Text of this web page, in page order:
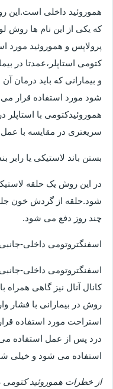
هموروئید داخلی است.این
که یکی از این نام ها روش
پرولاپس و هموروئید مورد
و بیمارانی که باید درمان
شود مورد استفاده قرار می
هموروئیدکتومی با استاپلر
سریعتری در مقایسه با
بستن باند لاستیکی یا رابر
در این روش یک حلقه
شود.حلقه از گردش خون
چند روز دفع می شود.
اسفنگتروتومی داخلی-جانبی
اسفنگتروتومی داخلی-
کانال آنال نیز گاهی همراه
روش در بیمارانی با فشار
استراحت مورد استفاده
درد پس از عمل استفاده
استفاده می شود و خیلی
از خطرات هموروئید کتومی